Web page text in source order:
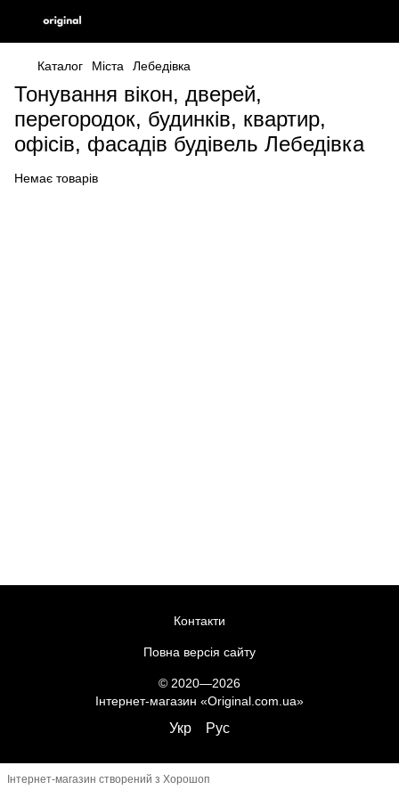
Каталог Міста Лебедівка
Тонування вікон, дверей,
перегородок, будинків, квартир,
офісів, фасадів будівель Лебедівка
Немає товарів
Контакти
Повна версія сайту
© 2020—2026
Інтернет-магазин «Original.com.ua»
Укр Рус
Інтернет-магазин створений з Хорошоп